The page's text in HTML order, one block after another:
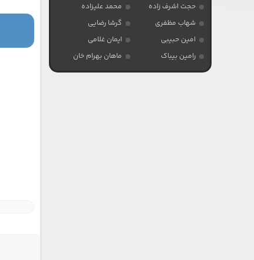
حجت اشرف زاده
محمد علیزاده
شهاب مظفری
گرشا رضایی
امین حبیبی
ایمان غلامی
رامین بیباک
ماهان بهرام خان